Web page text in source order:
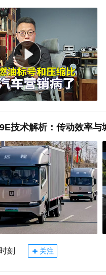
技术解析：传动效率与
刻 关注